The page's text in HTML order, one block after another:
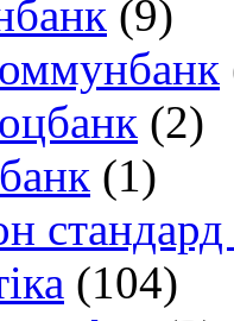
(9)
(2)
(1)
стандард
(104)